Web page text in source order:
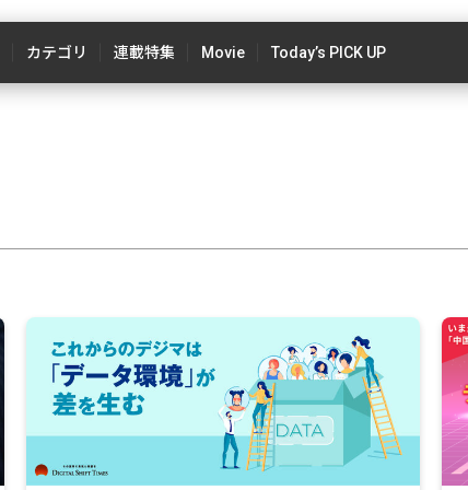
カテゴリ 連載特集 Movie Today’s PICK UP